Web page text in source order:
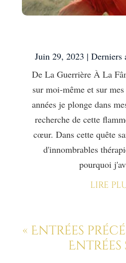
Juin 29, 2023 |Derniers
De La Guerrière À La
sur moi-même et sur
années je plonge dans
recherche de cette
cœur. Dans cette quête
d'innombrables
pourquoi
lire
« Entrées
Entrées